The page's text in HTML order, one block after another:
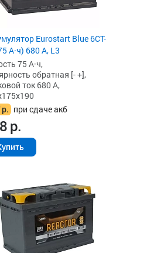
Eurostart Blue 6CT-
А·ч) 680 А, L3
75 А·ч,
обратная [- +],
ток 680 А,
р. при сдаче акб
р.